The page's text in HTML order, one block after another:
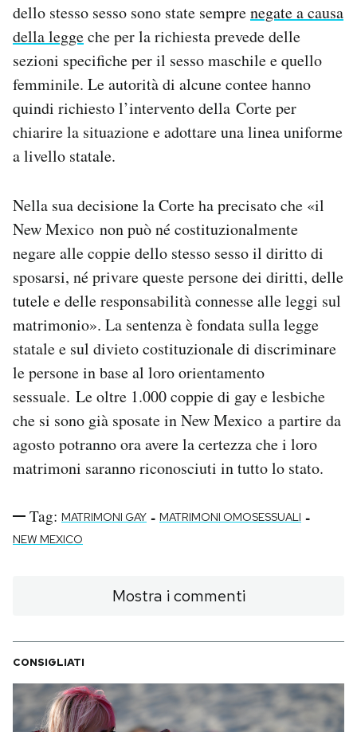
dello stesso sesso sono state semprenegate a causa
della leggeche per la richiesta prevede delle
sezioni specifiche per il sesso maschile e quello
femminile. Le autorità di alcune contee hanno
quindi richiesto l’intervento della Corte per
chiarire la situazione e adottare una linea uniforme
a livello statale.
Nella sua decisione la Corte ha precisato che «il
New Mexico non può né costituzionalmente
negare alle coppie dello stesso sesso il diritto di
sposarsi, né privare queste persone dei diritti, delle
tutele e delle responsabilità connesse alle leggi sul
matrimonio». La sentenza è fondata sulla legge
statale e sul divieto costituzionale di discriminare
le persone in base al loro orientamento
sessuale. Le oltre 1.000 coppie di gay e lesbiche
che si sono già sposate in New Mexico a partire da
agosto potranno ora avere la certezza che i loro
matrimoni saranno riconosciuti in tutto lo stato.
Tag: MATRIMONI GAY - MATRIMONI OMOSESSUALI -
NEW MEXICO
Mostra i commenti
CONSIGLIATI